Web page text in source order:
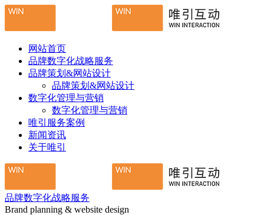
网站首页
品牌数字化战略服务
品牌策划&网站设计
品牌策划&网站设计
数字化管理与营销
数字化管理与营销
唯引服务案例
新闻资讯
关于唯引
品牌数字化战略服务
Brand planning & website design